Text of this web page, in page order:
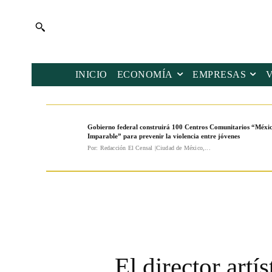
INICIO ECONOMÍA EMPRESAS
Gobierno federal construirá 100 Centros Comunitarios
Imparable” para prevenir la violencia entre jóvenes
Por: Redacción El Censal |Ciudad de México,...
El director